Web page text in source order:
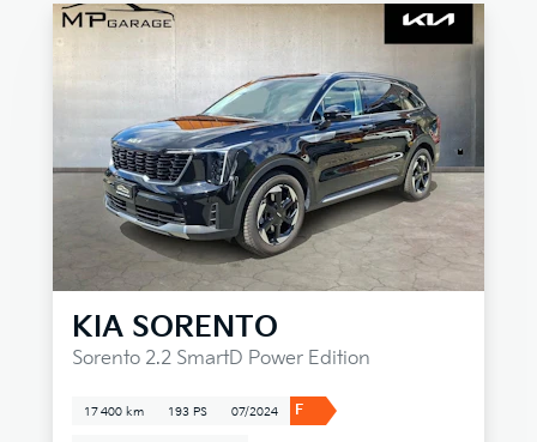
KIA SORENTO
Sorento 2.2 SmartD Power Edition
17 400 km 193 PS 07/2024 F